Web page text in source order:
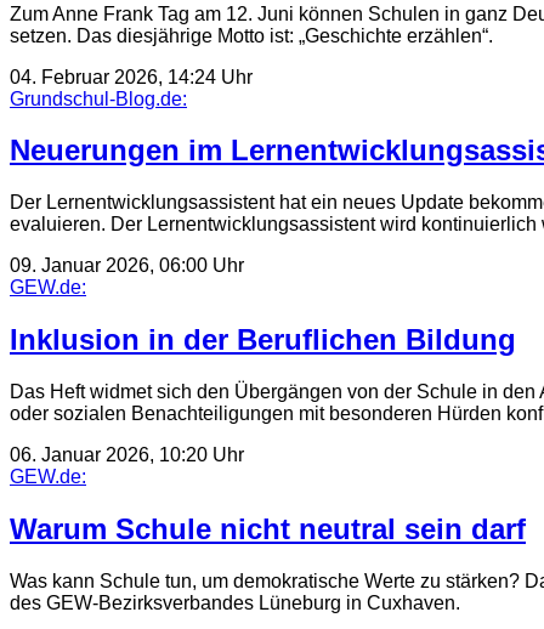
Zum Anne Frank Tag am 12. Juni können Schulen in ganz
setzen. Das diesjährige Motto ist: „Geschichte erzählen“.
04. Februar 2026, 14:24 Uhr
Grundschul-Blog.de:
Neuerungen im
Der Lernentwicklungsassistent hat ein neues Update
evaluieren. Der Lernentwicklungsassistent wird
09. Januar 2026, 06:00 Uhr
GEW.de:
Inklusion in der Beruflichen Bildung
Das Heft widmet sich den Übergängen von der Schule in
oder sozialen Benachteiligungen mit besonderen Hürden
06. Januar 2026, 10:20 Uhr
GEW.de:
Warum Schule nicht neutral sein darf
Was kann Schule tun, um demokratische Werte zu stärken?
des GEW-Bezirksverbandes Lüneburg in Cuxhaven.